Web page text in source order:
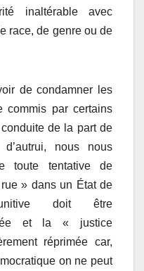
inaltérable avec
race, de genre ou de
de condamner les
commis par certains
de la part de
nous nous
toute tentative de
» dans un État de
doit être
et la « justice
réprimée car,
on ne peut